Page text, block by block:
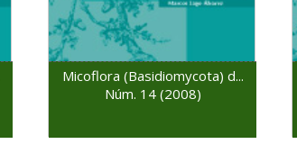
Micoflora (Basidiomycota) d...
Núm. 14 (2008)